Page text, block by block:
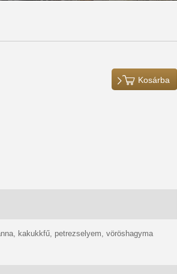
Kosárba
kakukkfű, petrezselyem, vöröshagyma